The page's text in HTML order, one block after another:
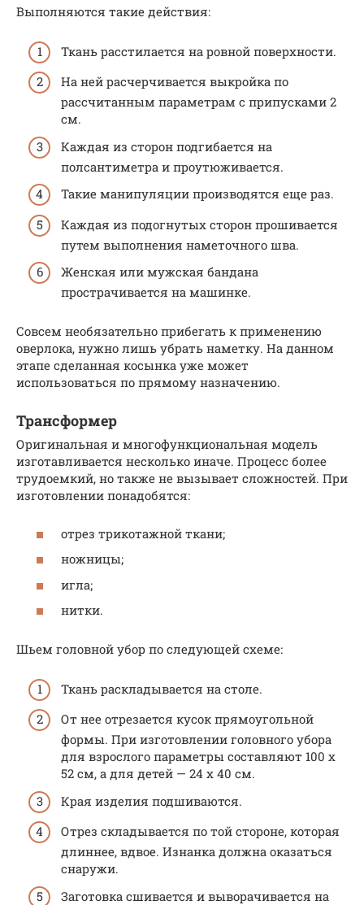
Выполняются такие действия:
Ткань расстилается на ровной поверхности.
На ней расчерчивается выкройка по
рассчитанным параметрам с припусками 2
см.
Каждая из сторон подгибается на
полсантиметра и проутюживается.
Такие манипуляции производятся еще раз.
Каждая из подогнутых сторон прошивается
путем выполнения наметочного шва.
Женская или мужская бандана
прострачивается на машинке.
Совсем необязательно прибегать к применению
оверлока, нужно лишь убрать наметку. На данном
этапе сделанная косынка уже может
использоваться по прямому назначению.
Трансформер
Оригинальная и многофункциональная модель
изготавливается несколько иначе. Процесс более
трудоемкий, но также не вызывает сложностей. При
изготовлении понадобятся:
отрез трикотажной ткани;
ножницы;
игла;
нитки.
Шьем головной убор по следующей схеме:
Ткань раскладывается на столе.
От нее отрезается кусок прямоугольной
формы. При изготовлении головного убора
для взрослого параметры составляют 100 х
52 см, а для детей — 24 х 40 см.
Края изделия подшиваются.
Отрез складывается по той стороне, которая
длиннее, вдвое. Изнанка должна оказаться
снаружи.
Заготовка сшивается и выворачивается на